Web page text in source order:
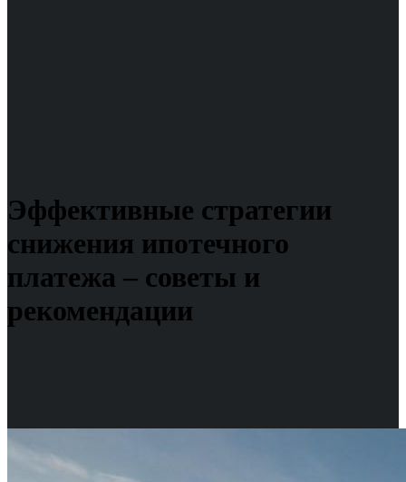
Эффективные стратегии
снижения ипотечного
платежа – советы и
рекомендации